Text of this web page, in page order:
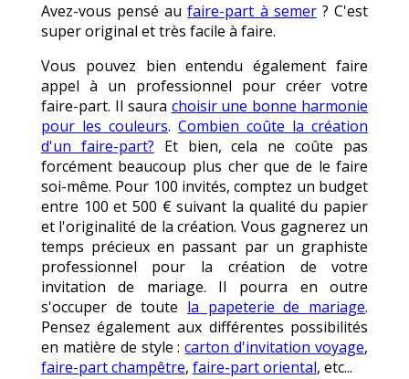
Avez-vous pensé aufaire-part à semer? C'est
super original et très facile à faire.
Vous pouvez bien entendu également faire
appel à un professionnel pour créer votre
faire-part. Il saura choisir une bonne harmonie
pour les couleurs.Combien coûte la création
d'un faire-part? Et bien, cela ne coûte pas
forcément beaucoup plus cher que de le faire
soi-même. Pour 100 invités, comptez un budget
entre 100 et 500 € suivant la qualité du papier
et l'originalité de la création. Vous gagnerez un
temps précieux en passant par un graphiste
professionnel pour la création de votre
invitation de mariage. Il pourra en outre
s'occuper de toute la papeterie de mariage.
Pensez également aux différentes possibilités
en matière de style :carton d'invitation voyage,
faire-part champêtre, faire-part oriental, etc...